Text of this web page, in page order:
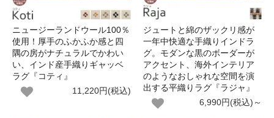
ニュージーランドウール100％
使用！厚手のふかふか感と四
隅の房がナチュラルでかわい
い、インド産手織りギャッベ
ラグ『コティ』
11,220円(税込)
ジュートと綿のザックリ感が
一年中快適な手織りインドラ
グ。モダンな黒のボーダーが
アクセント、海外インテリア
のようなおしゃれな空間を演
出する平織りラグ『ラジャ』
6,990円(税込)～